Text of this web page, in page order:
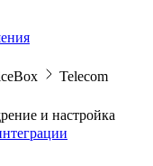
Telecom
и настройка